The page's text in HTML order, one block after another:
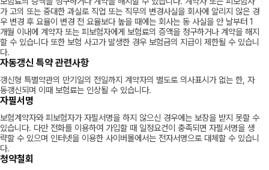
가 고의 또는 중대한 과실로 직업 또는 직무의 변경사실을 회사에 알리지 않은 경
우 변경 후 요율이 변경 전 요율보다 높을 때에는 회사는 동 사실을 안 날부터 1
개월 이내에 계약자 또는 피보험자에게 보험료의 증액을 청구하거나 계약을 해지
할 수 있습니다 또한 보험 사고가 발생한 경우 보험금의 지급이 제한될 수 있습니
다.
자동갱신 특약 관련사항
갱신형 특별약관의 만기일의 전일까지 계약자의 별도로 의사표시가 없는 한, 자
동갱신되며 이때 보험료는 인상될 수 있습니다.
자필서명
보험계약자와 피보험자가 자필서명을 하지 않으신 경우에는 보장을 받지 못할 수
있습니다. 다만 전화를 이용하여 가입할 때 일정요건이 충족되면 자필서명을 생
략할 수 있으며 인터넷을 이용한 사이버몰에서는 전자서명으로 대체할 수 있습니
다.
청약철회